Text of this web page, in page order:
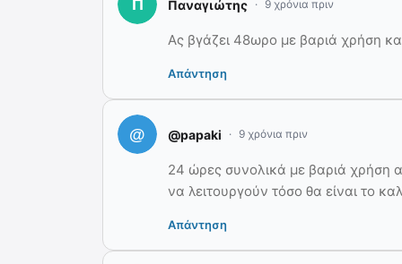
Παναγιώτης 9 χρόνια πριν
Ας βγάζει 48ωρο με βαριά χρήση
Απάντηση
@papaki 9 χρόνια πριν
24 ώρες συνολικά με βαριά χρήση
να λειτουργούν τόσο θα είναι το
Απάντηση